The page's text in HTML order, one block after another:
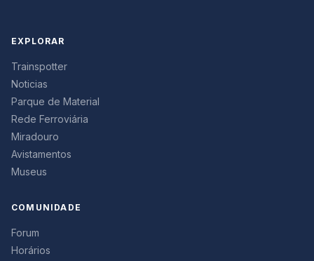
EXPLORAR
Trainspotter
Noticias
Parque de Material
Rede Ferroviária
Miradouro
Avistamentos
Museus
COMUNIDADE
Forum
Horários